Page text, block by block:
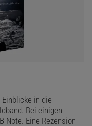
Einblicke in die
Bei einigen
Note. Eine Rezension